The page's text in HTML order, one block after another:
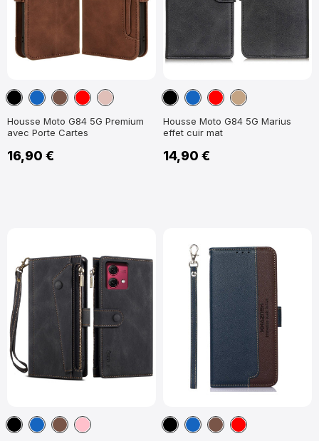
NoirBleuMarronRouge
Or
Housse Moto G84 5G Premium
avec Porte Cartes
16,90 €
NoirBleuRougeMarron
Housse Moto G84 5G Marius
effet cuir mat
14,90 €
NoirBleuMarron
Rose NoirBleuMarronRouge